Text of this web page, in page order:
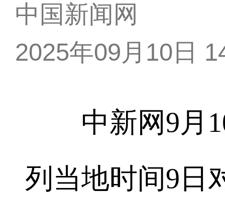
中国新闻网
2025年09月10日
中新网9月10
列当地时间9日